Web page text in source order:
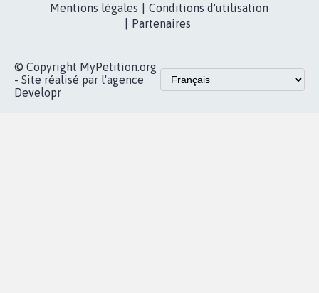
Mentions légales
Conditions d'utilisation
Partenaires
© Copyright MyPetition.org
- Site réalisé par l'agence
Developr